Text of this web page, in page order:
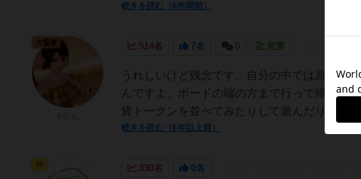
続きを読む（6年弱前）
514名 7名 0 充実
うれしいけど残念です。自分の中では原作の
んですよ。ボードの端の方まで行って帰って
貨トークンを並べてみたりして遊んだり、、
続きを読む（6年以上前）
大賢者
330名 0名